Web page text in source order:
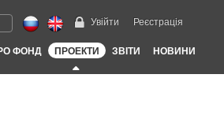
Увійти Реєстрація
ФОНД ПРОЕКТИ ЗВІТИ НОВИНИ